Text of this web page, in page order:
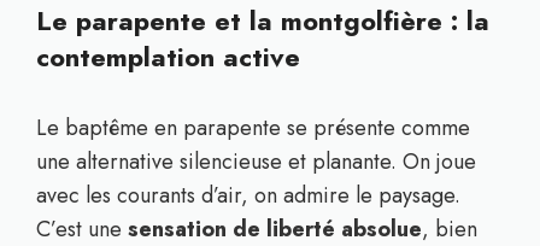
Le parapente et la montgolfière : la
contemplation active
Le baptême en parapente se présente comme
une alternative silencieuse et planante. On joue
avec les courants d’air, on admire le paysage.
C’est une sensation de liberté absolue, bien